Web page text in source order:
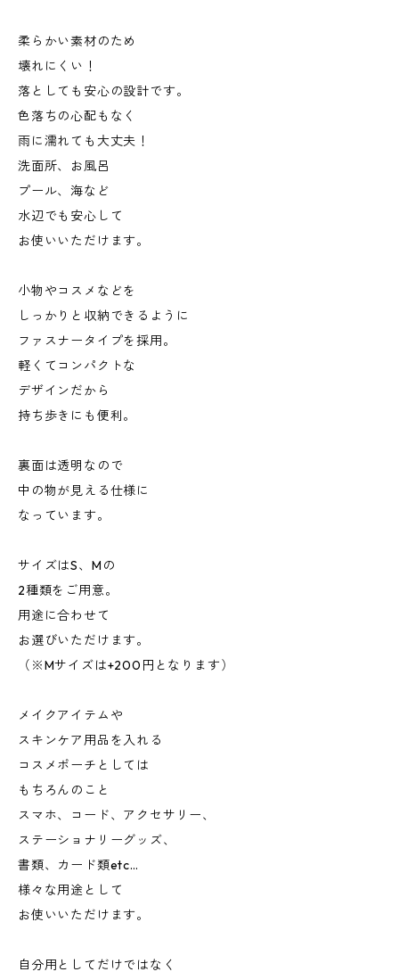
柔らかい素材のため
壊れにくい！
落としても安心の設計です。
色落ちの心配もなく
雨に濡れても大丈夫！
洗面所、お風呂
プール、海など
水辺でも安心して
お使いいただけます。
小物やコスメなどを
しっかりと収納できるように
ファスナータイプを採用。
軽くてコンパクトな
デザインだから
持ち歩きにも便利。
裏面は透明なので
中の物が見える仕様に
なっています。
サイズはS、Mの
2種類をご用意。
用途に合わせて
お選びいただけます。
（※Mサイズは+200円となります）
メイクアイテムや
スキンケア用品を入れる
コスメポーチとしては
もちろんのこと
スマホ、コード、アクセサリー、
ステーショナリーグッズ、
書類、カード類etc…
様々な用途として
お使いいただけます。
自分用としてだけではなく